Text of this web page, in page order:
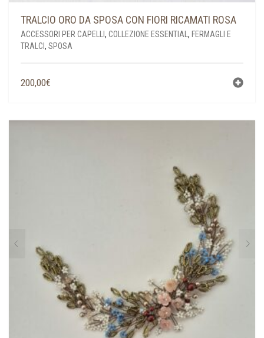
TRALCIO ORO DA SPOSA CON FIORI RICAMATI ROSA
ACCESSORI PER CAPELLI , COLLEZIONE ESSENTIAL , FERMAGLI E
TRALCI , SPOSA
200,00€